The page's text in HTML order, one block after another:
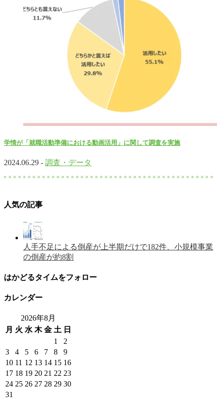
学情が「就職活動準備における動画活用」に関して調査を実施
2024.06.29 - 調査・データ
人気の記事
人手不足による倒産が上半期だけで182件、小規模事業
の倒産が約8割
はかどるタイムをフォロー
カレンダー
2026年8月
月 火 水 木 金 土 日
1
2
3
4 5 6 7 8
9
10 11 12 13 14 15 16
17 18 19 20 21 22 23
24 25 26 27 28 29 30
31